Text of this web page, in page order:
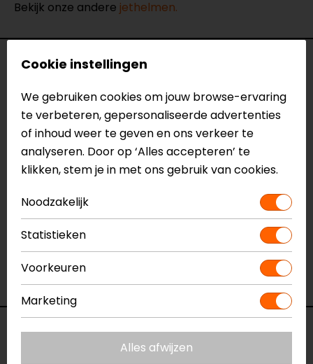
Bekijk onze andere jethelmen.
Specificaties
Naam
I40N Jethelm
Model
1353060
Merk
HJC
Kleur
Donker Grijs
Certificering
ECE 22.05
Universeel voorbereid
Kinbandsluiting
Materiaal
Rijstijl
Geïntegreerd zonnevizier
Ja
Reviews (2)
Cookie instellingen
We gebruiken cookies om jouw browse-ervaring
te verbeteren, gepersonaliseerde advertenties
of inhoud weer te geven en ons verkeer te
analyseren. Door op ‘Alles accepteren’ te
klikken, stem je in met ons gebruik van cookies.
Noodzakelijk
Statistieken
Voorkeuren
Marketing
Alles afwijzen